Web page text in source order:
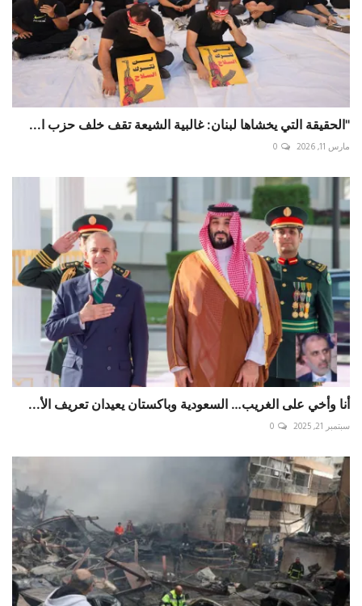
"الحقيقة التي يخشاها لبنان: غالبية الشيعة تقف خلف حزب ا...
مارس 11, 2026 0
أنا وأخي على الغريب… السعودية وباكستان يعيدان تعريف الأ...
سبتمبر 21, 2025 0